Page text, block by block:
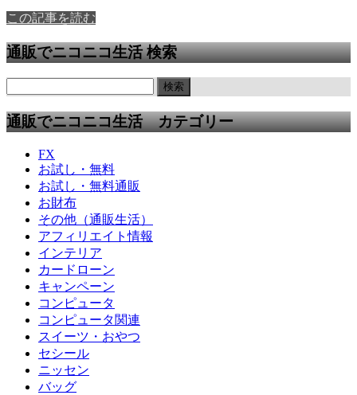
この記事を読む
通販でニコニコ生活 検索
通販でニコニコ生活 カテゴリー
FX
お試し・無料
お試し・無料通販
お財布
その他（通販生活）
アフィリエイト情報
インテリア
カードローン
キャンペーン
コンピュータ
コンピュータ関連
スイーツ・おやつ
セシール
ニッセン
バッグ